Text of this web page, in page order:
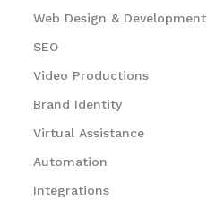
Web Design & Development
SEO
Video Productions
Brand Identity
Virtual Assistance
Automation
Integrations